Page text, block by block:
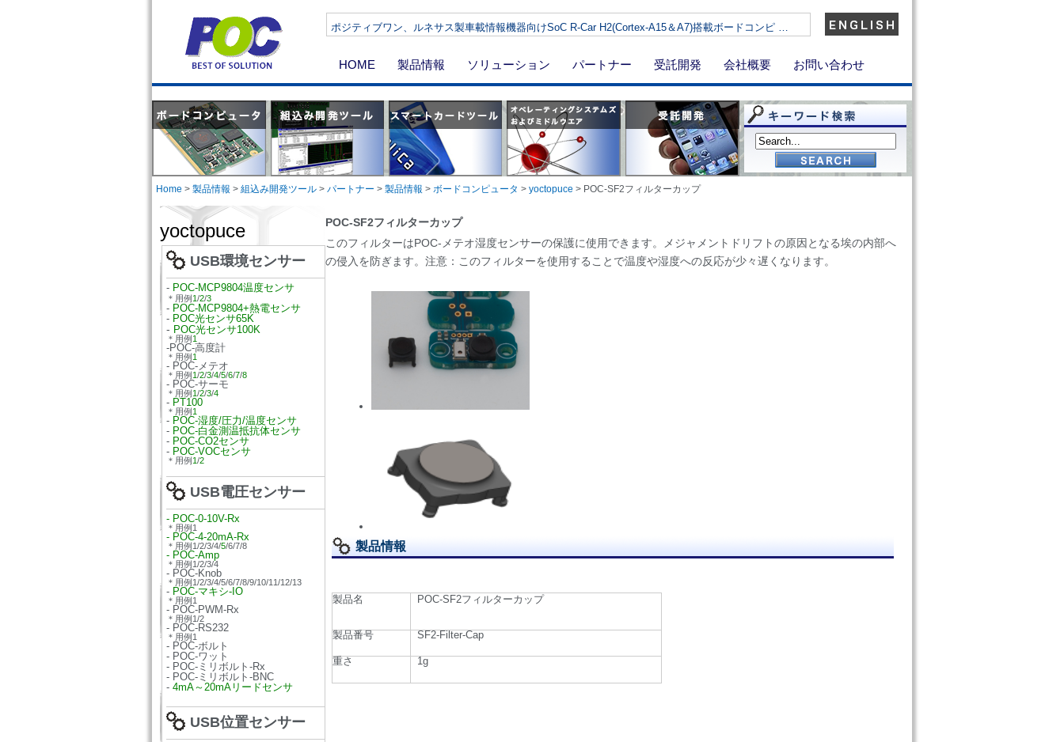
ポジティブワン、ルネサス製車載情報機器向けSoC R-Car H2(Cortex-A15＆A7)搭載ボードコンピ …
HOME 製品情報 ソリューション パートナー 受託開発 会社概要 お問い合わせ
Home > 製品情報 > 組込み開発ツール > パートナー > 製品情報 > ボードコンピュータ > yoctopuce > POC-SF2フィルターカップ
yoctopuce
USB環境センサー
- POC-MCP9804温度センサ
＊用例1/2/3
- POC-MCP9804+熱電センサ
- POC光センサ65K
- POC光センサ100K
＊用例1
-POC-高度計
＊用例1
- POC-メテオ
＊用例1/2/3/4/5/6/7/8
- POC-サーモ
＊用例1/2/3/4
- PT100
＊用例1
- POC-湿度/圧力/温度センサ
- POC-白金測温抵抗体センサ
- POC-CO2センサ
- POC-VOCセンサ
＊用例1/2
USB電圧センサー
- POC-0-10V-Rx
＊用例1
- POC-4-20mA-Rx
＊用例1/2/3/4/5/6/7/8
- POC-Amp
＊用例1/2/3/4
- POC-Knob
＊用例1/2/3/4/5/6/7/8/9/10/11/12/13
- POC-マキシ-IO
＊用例1
- POC-PWM-Rx
＊用例1/2
- POC-RS232
＊用例1
- POC-ボルト
- POC-ワット
- POC-ミリボルト-Rx
- POC-ミリボルト-BNC
- 4mA～20mAリードセンサ
USB位置センサー
POC-SF2フィルターカップ
このフィルターはPOC-メテオ湿度センサーの保護に使用できます。メジャメントドリフトの原因となる埃の内部へ
の侵入を防ぎます。注意：このフィルターを使用することで温度や湿度への反応が少々遅くなります。
製品情報
製品名 POC-SF2フィルターカップ
製品番号 SF2-Filter-Cap
重さ 1g